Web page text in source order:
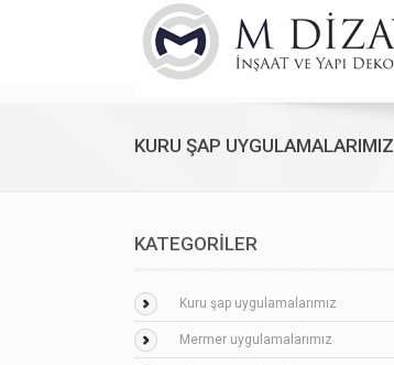
KURU ŞAP UYGULAMALARIMIZ
KATEGORİLER
Kuru şap uygulamalarımız
Mermer uygulamalarımız